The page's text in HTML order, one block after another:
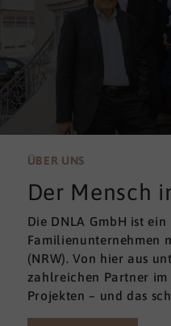
ÜBER UNS
Der Mensch
Die DNLA GmbH ist
Familienunternehmen
(NRW). Von hier aus
zahlreichen Partner
Projekten – und das